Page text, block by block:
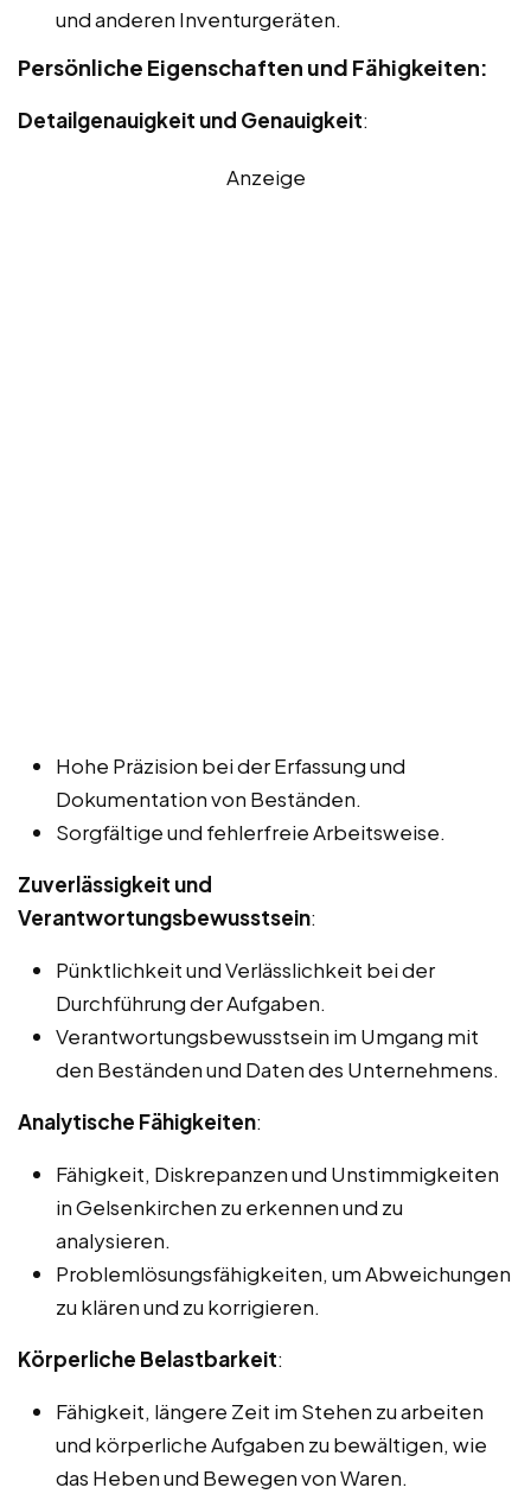
und anderen Inventurgeräten.
Persönliche Eigenschaften und Fähigkeiten:
Detailgenauigkeit und Genauigkeit:
Anzeige
Hohe Präzision bei der Erfassung und
Dokumentation von Beständen.
Sorgfältige und fehlerfreie Arbeitsweise.
Zuverlässigkeit und
Verantwortungsbewusstsein:
Pünktlichkeit und Verlässlichkeit bei der
Durchführung der Aufgaben.
Verantwortungsbewusstsein im Umgang mit
den Beständen und Daten des Unternehmens.
Analytische Fähigkeiten:
Fähigkeit, Diskrepanzen und Unstimmigkeiten
in Gelsenkirchen zu erkennen und zu
analysieren.
Problemlösungsfähigkeiten, um Abweichungen
zu klären und zu korrigieren.
Körperliche Belastbarkeit:
Fähigkeit, längere Zeit im Stehen zu arbeiten
und körperliche Aufgaben zu bewältigen, wie
das Heben und Bewegen von Waren.